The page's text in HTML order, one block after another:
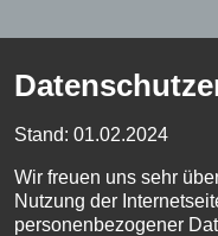
Stand: 01.02.2024
Wir freuen uns sehr
Nutzung der
personenbezogener